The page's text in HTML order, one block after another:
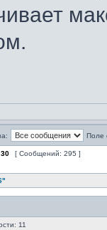
Поле
30 [ Сообщений: 295 ]
11